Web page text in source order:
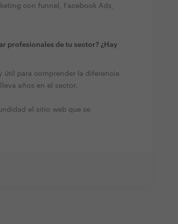
con funnel, Facebook Ads,
profesionales de tu sector? ¿Hay
útil para comprender la diferencia
años en el sector.
el sitio web que se